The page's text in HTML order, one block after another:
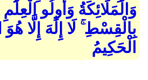
وَالْمَلَائِكَةُ وَأُولُو الْعِلْمِ
بِالْقِسْطِ ۚ لَا إِلَٰهَ إِلَّا هُوَ
الْحَكِيمُ